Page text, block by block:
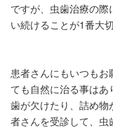
ですが、虫歯治療の
い続けることが1番大
患者さんにもいつも
ても自然に治る事はあ
歯が欠けたり、詰め
者さんを受診して、虫